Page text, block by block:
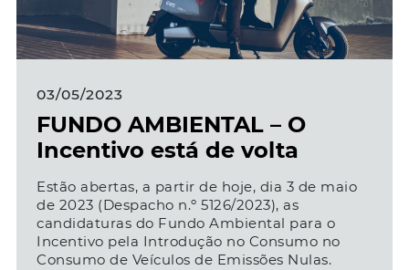
03/05/2023
FUNDO AMBIENTAL – O
Incentivo está de volta
Estão abertas, a partir de hoje, dia 3 de maio
de 2023 (Despacho n.º 5126/2023), as
candidaturas do Fundo Ambiental para o
Incentivo pela Introdução no Consumo no
Consumo de Veículos de Emissões Nulas.